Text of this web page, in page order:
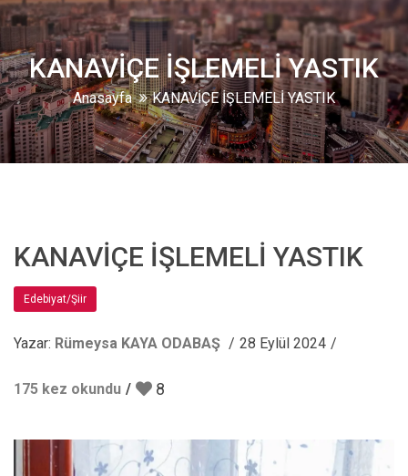
KANAVİÇE İŞLEMELİ YASTIK
Anasayfa KANAVİÇE İŞLEMELİ YASTIK
KANAVİÇE İŞLEMELİ YASTIK
Edebiyat/Şiir
Yazar: Rümeysa KAYA ODABAŞ 28 Eylül 2024
175 kez okundu 8